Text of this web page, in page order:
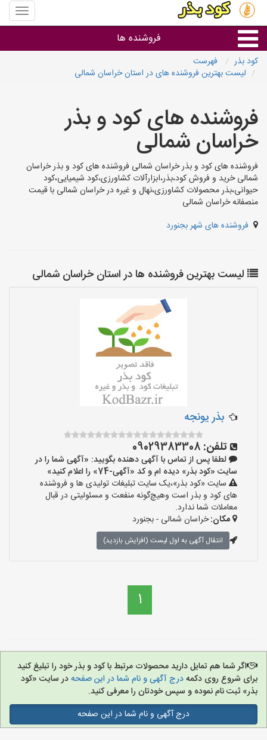
منوی
سایت
بذر
فروشنده ها
گروه ها
استان ها
کود بذر
فهرست
لیست بهترین فروشنده های در استان خراسان شمالی
فروشنده های کود و بذر
خراسان شمالی
فروشنده های کود و بذر خراسان شمالی فروشنده های کود و بذر خراسان
شمالی خرید و فروش کود،بذر،ابزارآلات کشاورزی،کود شیمیایی،کود
حیوانی،بذر محصولات کشاورزی،نهال و غیره در خراسان شمالی با قیمت
منصفانه خراسان شمالی
فروشنده های شهر بجنورد
لیست بهترین فروشنده ها در استان خراسان شمالی
بذر یونجه
تلفن: 09029383308
لطفا پس از تماس با آگهی دهنده بگویید: «آگهی شما را در
سایت «کود بذر» دیده ام و کد «آگهی-74» را اعلام کنید»
سایت «کود بذر»،یک سایت تبلیغات تولیدی ها و فروشنده
های کود و بذر است وهیچ‌گونه منفعت و مسئولیتی در قبال
معاملات شما ندارد.
مکان:خراسان شمالی - بجنورد
انتقال آگهی به اول لیست (افزایش بازدید)
1
اگر شما هم تمایل دارید محصولات مرتبط با کود و بذر خود را تبلیغ کنید
برای شروع روی دکمهدرج آگهی و نام شما در این صفحهدر سایت «کود
بذر» ثبت نام نموده و سپس خودتان را معرفی کنید.
درج آگهی و نام شما در این صفحه